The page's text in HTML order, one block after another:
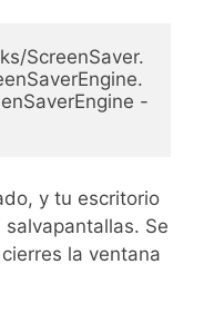
ScreenSaver.
-
y tu escritorio
Se
la ventana